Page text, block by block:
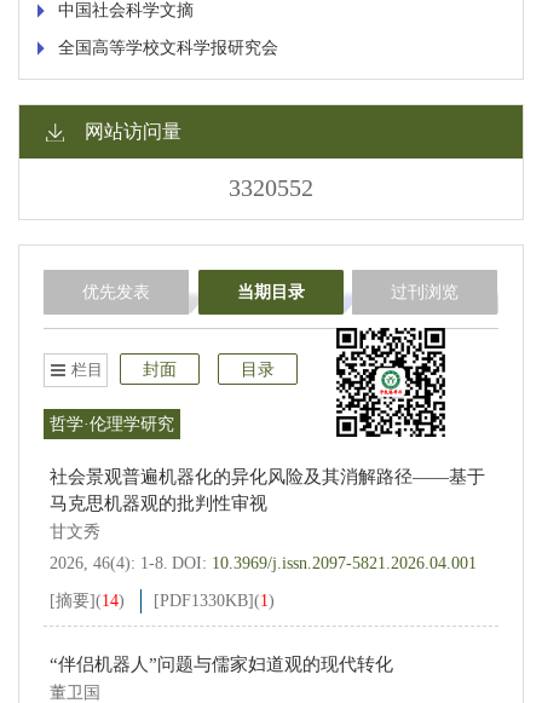
中国社会科学文摘
全国高等学校文科学报研究会
网站访问量
3320552
优先发表 当期目录 过刊浏览
栏目 封面 目录
哲学·伦理学研究
社会景观普遍机器化的异化风险及其消解路径——基于
马克思机器观的批判性审视
甘文秀
2026, 46(4): 1-8. DOI: 10.3969/j.issn.2097-5821.2026.04.001
[摘要](14) [PDF1330KB](1)
“伴侣机器人”问题与儒家妇道观的现代转化
董卫国